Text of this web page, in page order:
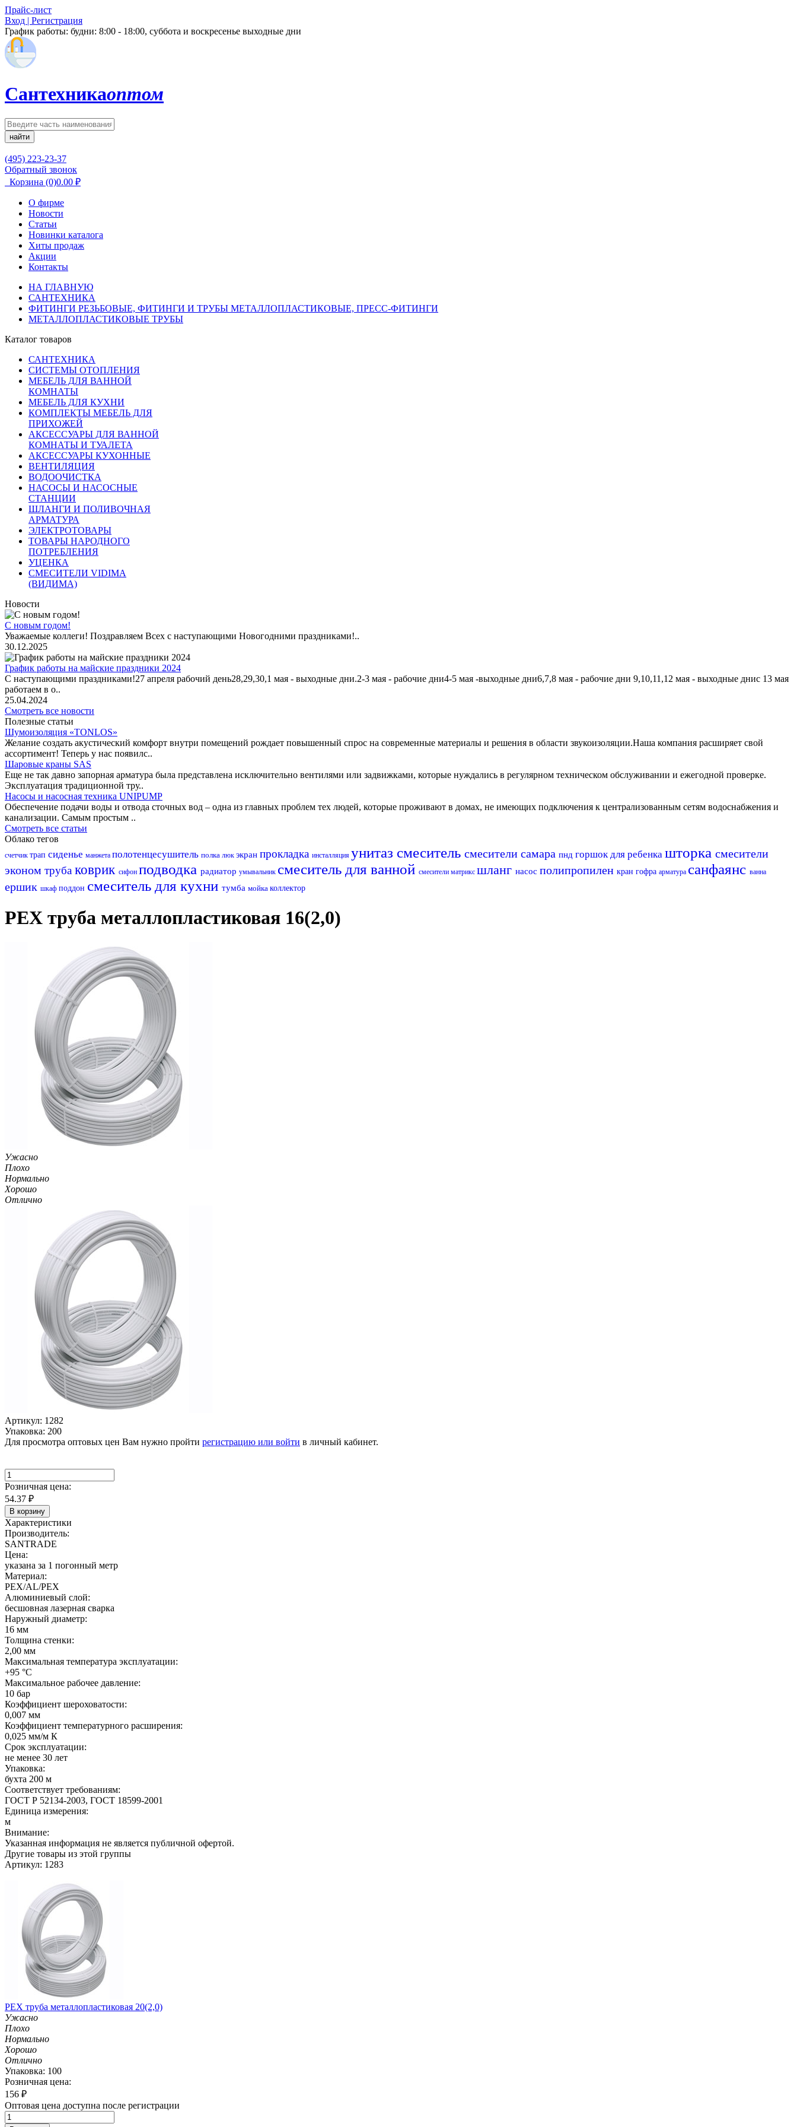
Прайс-лист
Вход | Регистрация
График работы: будни: 8:00 - 18:00, суббота и воскресенье выходные дни
Сантехникаоптом
найти
(495) 223-23-37
Обратный звонок
Корзина (0)0.00 ₽
О фирме
Новости
Статьи
Новинки каталога
Хиты продаж
Акции
Контакты
НА ГЛАВНУЮ
САНТЕХНИКА
ФИТИНГИ РЕЗЬБОВЫЕ, ФИТИНГИ И ТРУБЫ МЕТАЛЛОПЛАСТИКОВЫЕ, ПРЕСС-ФИТИНГИ
МЕТАЛЛОПЛАСТИКОВЫЕ ТРУБЫ
Каталог товаров
САНТЕХНИКА
СИСТЕМЫ ОТОПЛЕНИЯ
МЕБЕЛЬ ДЛЯ ВАННОЙ
КОМНАТЫ
МЕБЕЛЬ ДЛЯ КУХНИ
КОМПЛЕКТЫ МЕБЕЛЬ ДЛЯ
ПРИХОЖЕЙ
АКСЕССУАРЫ ДЛЯ ВАННОЙ
КОМНАТЫ И ТУАЛЕТА
АКСЕССУАРЫ КУХОННЫЕ
ВЕНТИЛЯЦИЯ
ВОДООЧИСТКА
НАСОСЫ И НАСОСНЫЕ
СТАНЦИИ
ШЛАНГИ И ПОЛИВОЧНАЯ
АРМАТУРА
ЭЛЕКТРОТОВАРЫ
ТОВАРЫ НАРОДНОГО
ПОТРЕБЛЕНИЯ
УЦЕНКА
СМЕСИТЕЛИ VIDIMA
(ВИДИМА)
Новости
С новым годом!
Уважаемые коллеги! Поздравляем Всех с наступающими Новогодними праздниками!..
30.12.2025
График работы на майские праздники 2024
С наступающими праздниками!27 апреля рабочий день28,29,30,1 мая - выходные дни.2-3 мая - рабочие дни4-5 мая -выходные дни6,7,8 мая - рабочие дни 9,10,11,12 мая - выходные днис 13 мая
работаем в о..
25.04.2024
Смотреть все новости
Полезные статьи
Шумоизоляция «TONLOS»
Желание создать акустический комфорт внутри помещений рождает повышенный спрос на современные материалы и решения в области звукоизоляции.Наша компания расширяет свой
ассортимент! Теперь у нас появилс..
Шаровые краны SAS
Еще не так давно запорная арматура была представлена исключительно вентилями или задвижками, которые нуждались в регулярном техническом обслуживании и ежегодной проверке.
Эксплуатация традиционной тру..
Насосы и насосная техника UNIPUMP
Обеспечение подачи воды и отвода сточных вод – одна из главных проблем тех людей, которые проживают в домах, не имеющих подключения к централизованным сетям водоснабжения и
канализации. Самым простым ..
Смотреть все статьи
Облако тегов
счетчик трап сиденье манжета полотенцесушитель полка люк экран прокладка инсталляция унитаз смеситель смесители самара пнд горшок для ребенка шторка смесители
эконом труба коврик сифон подводка радиатор умывальник смеситель для ванной смесители матрикс шланг насос полипропилен кран гофра арматура санфаянс ванна
ершик шкаф поддон смеситель для кухни тумба мойка коллектор
PEX труба металлопластиковая 16(2,0)
Ужасно
Плохо
Нормально
Хорошо
Отлично
Артикул: 1282
Упаковка: 200
Для просмотра оптовых цен Вам нужно пройти регистрацию или войти в личный кабинет.
Розничная цена:
54.37 ₽
В корзину
Характеристики
Производитель:
SANTRADE
Цена:
указана за 1 погонный метр
Материал:
PEX/AL/PEX
Алюминиевый слой:
бесшовная лазерная сварка
Наружный диаметр:
16 мм
Толщина стенки:
2,00 мм
Максимальная температура эксплуатации:
+95 °C
Максимальное рабочее давление:
10 бар
Коэффициент шероховатости:
0,007 мм
Коэффициент температурного расширения:
0,025 мм/м К
Срок эксплуатации:
не менее 30 лет
Упаковка:
бухта 200 м
Соответствует требованиям:
ГОСТ Р 52134-2003, ГОСТ 18599-2001
Единица измерения:
м
Внимание:
Указанная информация не является публичной офертой.
Другие товары из этой группы
Артикул: 1283
PEX труба металлопластиковая 20(2,0)
Ужасно
Плохо
Нормально
Хорошо
Отлично
Упаковка: 100
Розничная цена:
156 ₽
Оптовая цена доступна после регистрации